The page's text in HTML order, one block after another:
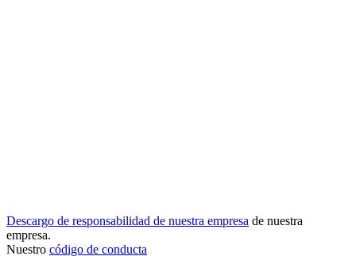
Descargo de responsabilidad de nuestra empresa de nuestra
empresa.
Nuestro código de conducta